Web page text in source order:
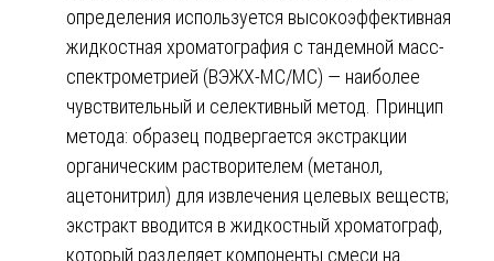
определения используется высокоэффективная
жидкостная хроматография с тандемной масс-
спектрометрией (ВЭЖХ-МС/МС) — наиболее
чувствительный и селективный метод. Принцип
метода: образец подвергается экстракции
органическим растворителем (метанол,
ацетонитрил) для извлечения целевых веществ;
экстракт вводится в жидкостный хроматограф,
который разделяет компоненты смеси на